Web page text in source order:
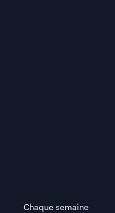
Chaque semaine